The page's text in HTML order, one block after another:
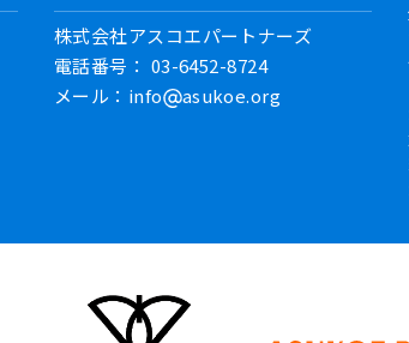
株式会社アスコエパートナーズ
電話番号： 03-6452-8724
メール：info
asukoe.org